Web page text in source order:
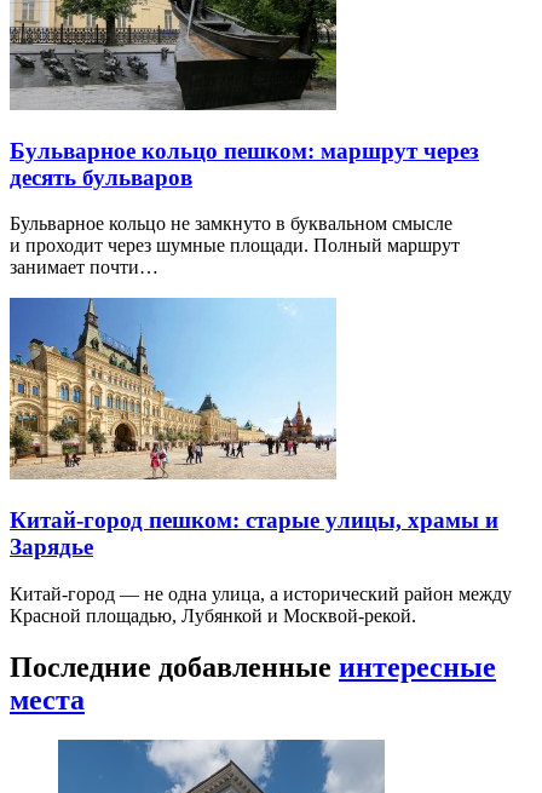
Бульварное кольцо пешком: маршрут через
десять бульваров
Бульварное кольцо не замкнуто в буквальном смысле
и проходит через шумные площади. Полный маршрут
занимает почти…
Китай-город пешком: старые улицы, храмы и
Зарядье
Китай-город — не одна улица, а исторический район между
Красной площадью, Лубянкой и Москвой-рекой.
Последние добавленные интересные
места